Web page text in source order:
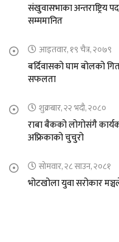
संखुवासभाका
सम्ममानित
आइतवार, १९ चैत्र, २०७९
बर्दिवासको घाम बोलको
सफलता
शुक्रबार, २२ भदौ, २०८०
राबा बैकको लोगोसंगै
अफ्रिकाको चुचुरो
सोमवार, २८ साउन, २०८१
भोटखोला युवा सरोकार